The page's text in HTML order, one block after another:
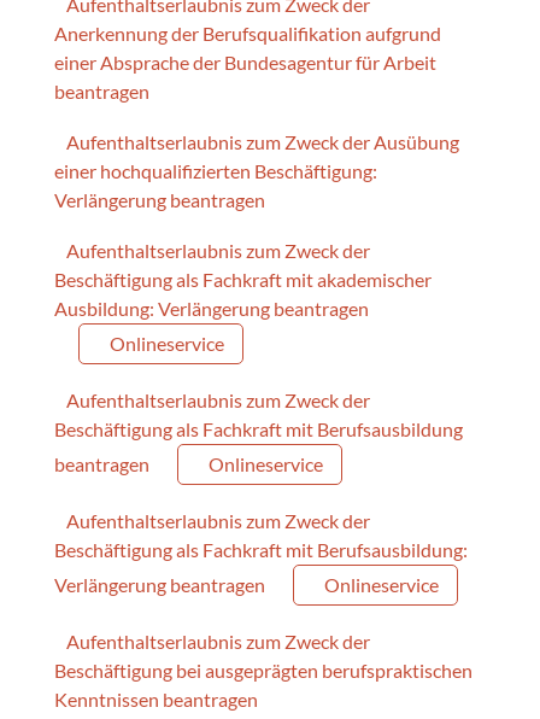
Anerkennung der Berufsqualifikation aufgrund
einer Absprache der Bundesagentur für Arbeit
beantragen
Aufenthaltserlaubnis zum Zweck der Ausübung
einer hochqualifizierten Beschäftigung:
Verlängerung beantragen
Aufenthaltserlaubnis zum Zweck der
Beschäftigung als Fachkraft mit akademischer
Ausbildung: Verlängerung beantragen
Onlineservice
Aufenthaltserlaubnis zum Zweck der
Beschäftigung als Fachkraft mit Berufsausbildung
beantragen
Onlineservice
Aufenthaltserlaubnis zum Zweck der
Beschäftigung als Fachkraft mit Berufsausbildung:
Verlängerung beantragen
Onlineservice
Aufenthaltserlaubnis zum Zweck der
Beschäftigung bei ausgeprägten berufspraktischen
Kenntnissen beantragen